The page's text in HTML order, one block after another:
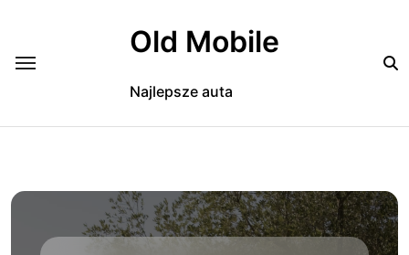
Old Mobile
Najlepsze auta